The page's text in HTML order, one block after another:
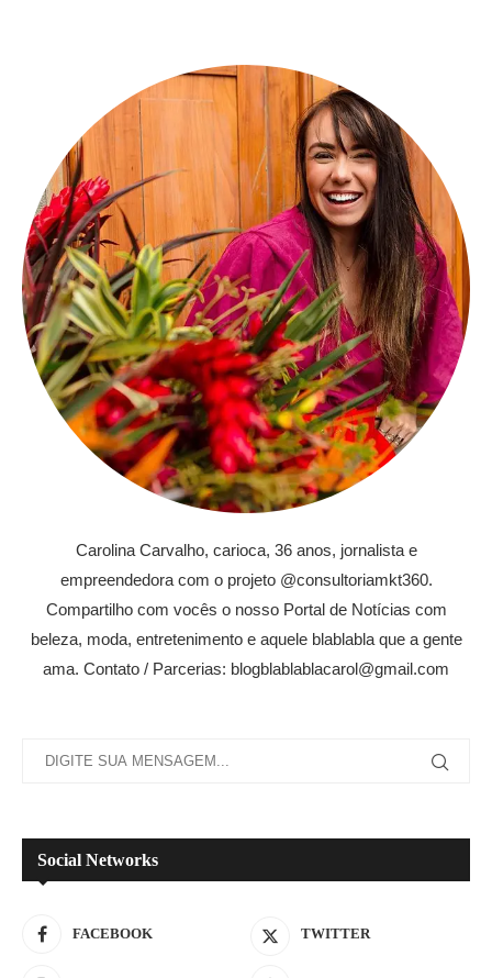
Carolina Carvalho, carioca, 36 anos, jornalista e
empreendedora com o projeto @consultoriamkt360.
Compartilho com vocês o nosso Portal de Notícias com
beleza, moda, entretenimento e aquele blablabla que a gente
ama. Contato / Parcerias: blogblablablacarol@gmail.com
Social Networks
FACEBOOK TWITTER